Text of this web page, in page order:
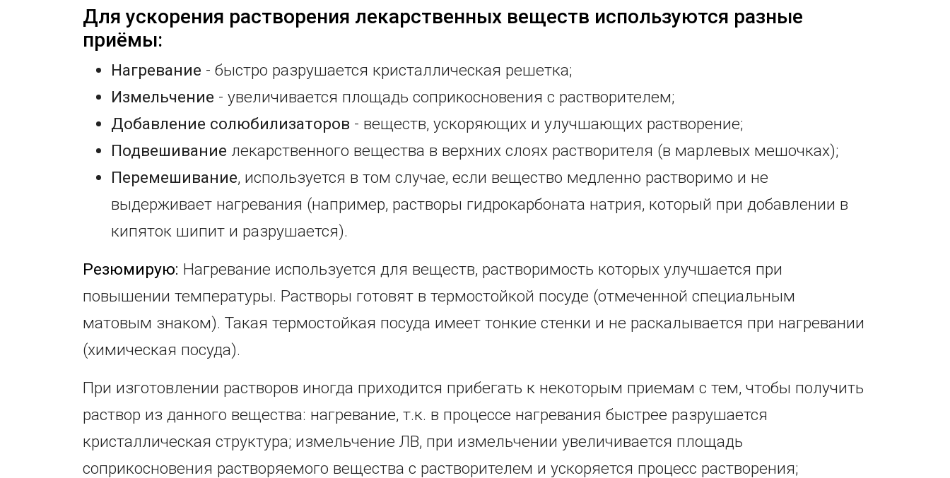
Для ускорения растворения лекарственных веществ используются разные
приёмы:
Нагревание - быстро разрушается кристаллическая решетка;
Измельчение - увеличивается площадь соприкосновения с растворителем;
Добавление солюбилизаторов - веществ, ускоряющих и улучшающих растворение;
Подвешивание лекарственного вещества в верхних слоях растворителя (в марлевых мешочках);
Перемешивание, используется в том случае, если вещество медленно растворимо и не
выдерживает нагревания (например, растворы гидрокарбоната натрия, который при добавлении в
кипяток шипит и разрушается).
Резюмирую: Нагревание используется для веществ, растворимость которых улучшается при
повышении температуры. Растворы готовят в термостойкой посуде (отмеченной специальным
матовым знаком). Такая термостойкая посуда имеет тонкие стенки и не раскалывается при нагревании
(химическая посуда).
При изготовлении растворов иногда приходится прибегать к некоторым приемам с тем, чтобы получить
раствор из данного вещества: нагревание, т.к. в процессе нагревания быстрее разрушается
кристаллическая структура; измельчение ЛВ, при измельчении увеличивается площадь
соприкосновения растворяемого вещества с растворителем и ускоряется процесс растворения;